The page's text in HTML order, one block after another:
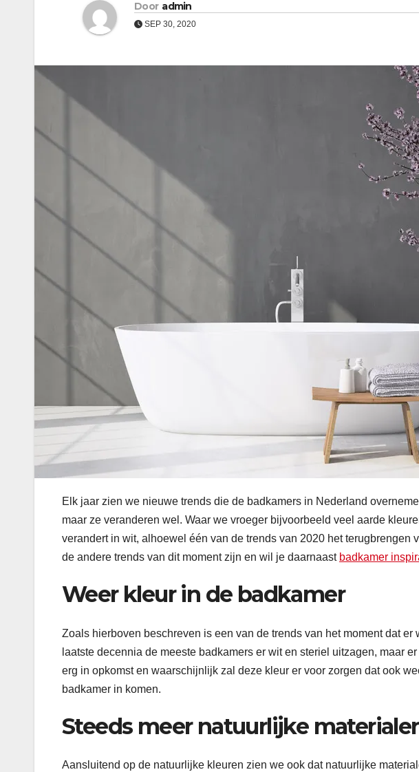
Door admin
SEP 30, 2020
Elk jaar zien we nieuwe trends die de badkamers in Nederland
maar ze veranderen wel. Waar we vroeger bijvoorbeeld veel aarde
verandert in wit, alhoewel één van de trends van 2020 het terugbrengen
de andere trends van dit moment zijn en wil je daarnaast badkamer
Weer kleur in de badkamer
Zoals hierboven beschreven is een van de trends van het moment dat er
laatste decennia de meeste badkamers er wit en steriel uitzagen, maar
erg in opkomst en waarschijnlijk zal deze kleur er voor zorgen dat ook
badkamer in komen.
Steeds meer natuurlijke
Aansluitend op de natuurlijke kleuren zien we ook dat natuurlijke